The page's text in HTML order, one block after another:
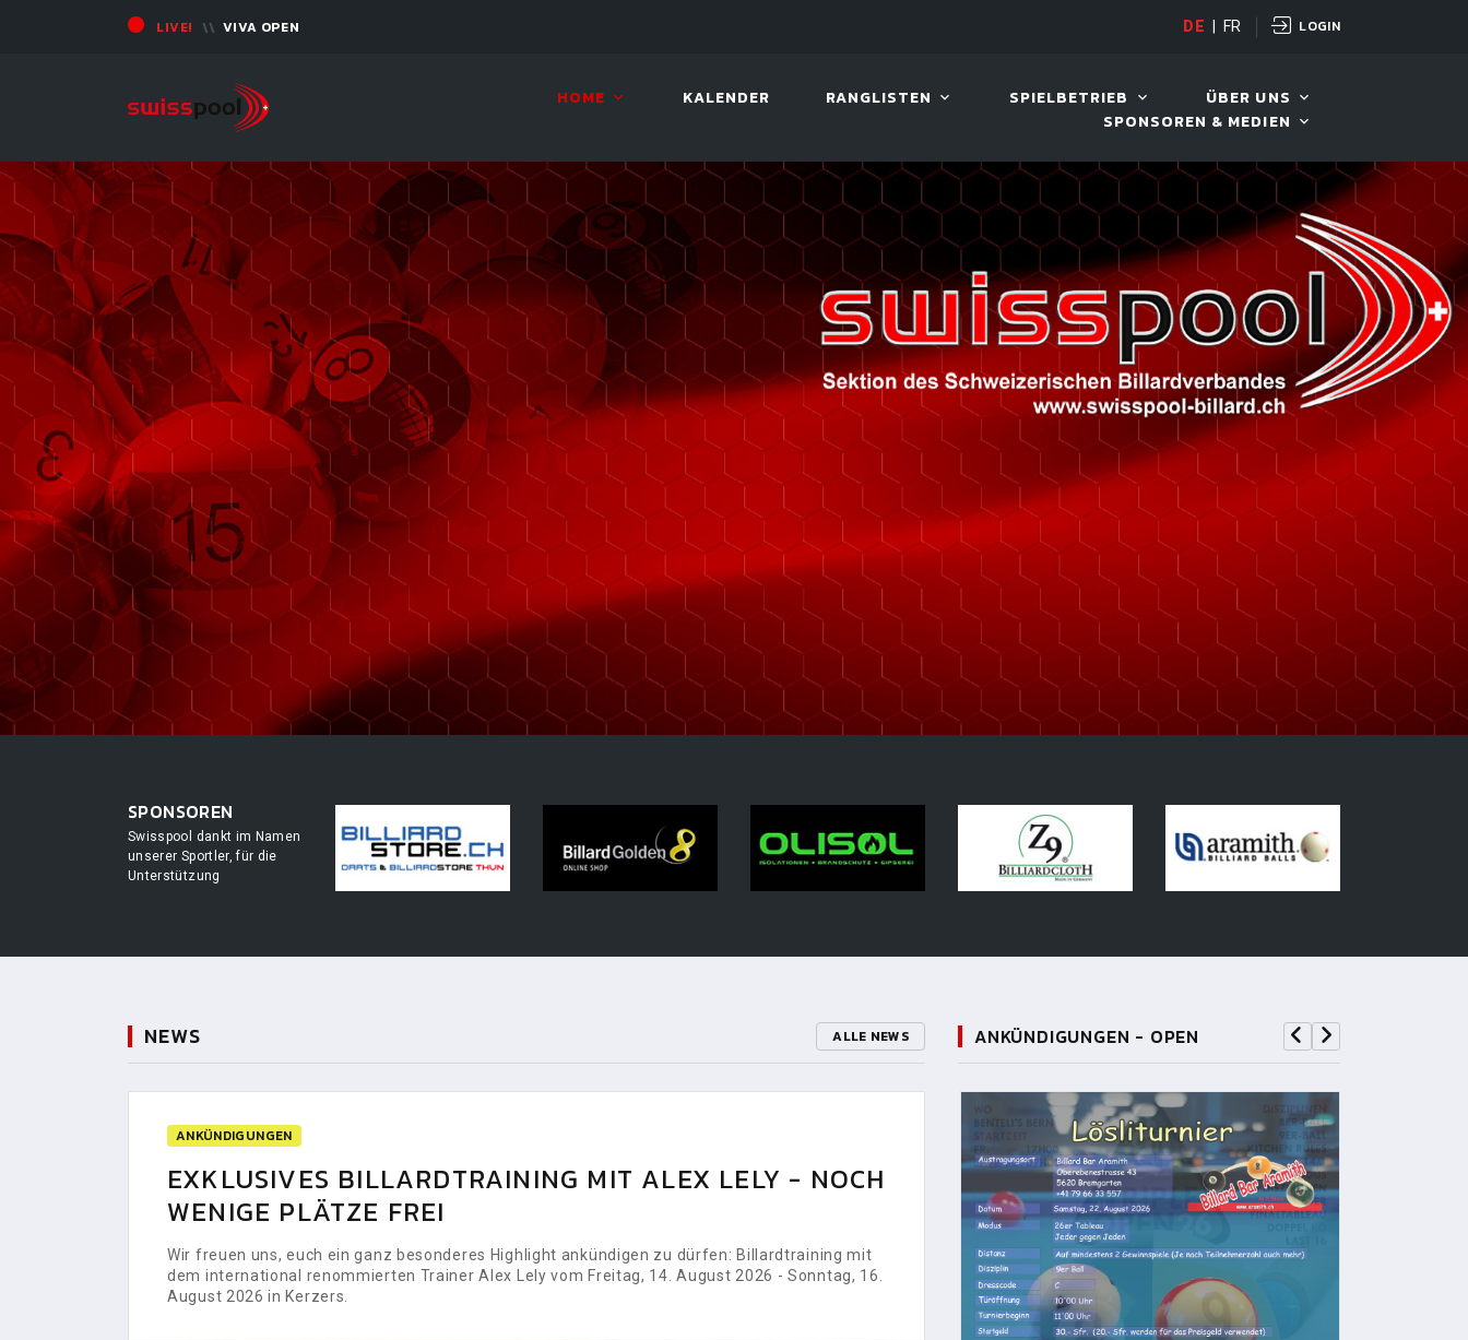
LIVE! VIVA OPEN LIVE! VIVA OPEN
DE FR LOGIN
HOME KALENDER RANGLISTEN SPIELBETRIEB
ÜBER UNS
SPONSOREN & MEDIEN
SPONSOREN
Swisspool dankt im Namen
unserer Sportler, für die
Unterstützung
NEWS ALLE NEWS
ANKÜNDIGUNGEN
EXKLUSIVES BILLARDTRAINING MIT ALEX LELY - NOCH
WENIGE PLÄTZE FREI
Wir freuen uns, euch ein ganz besonderes Highlight ankündigen zu dürfen: Billardtraining mit
dem international renommierten Trainer Alex Lely vom Freitag, 14. August 2026 - Sonntag, 16.
August 2026 in Kerzers.
ANKÜNDIGUNGEN - OPEN